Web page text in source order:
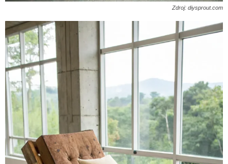
Zdroj: diysprout.com